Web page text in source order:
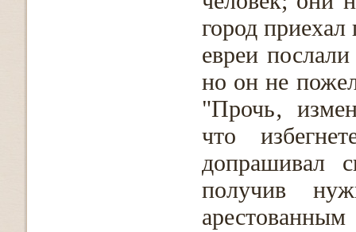
город
евреи
но он не
"Прочь‚
что
допрашивал
получив